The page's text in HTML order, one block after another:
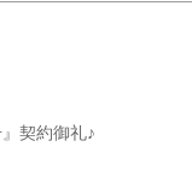
契約御礼♪